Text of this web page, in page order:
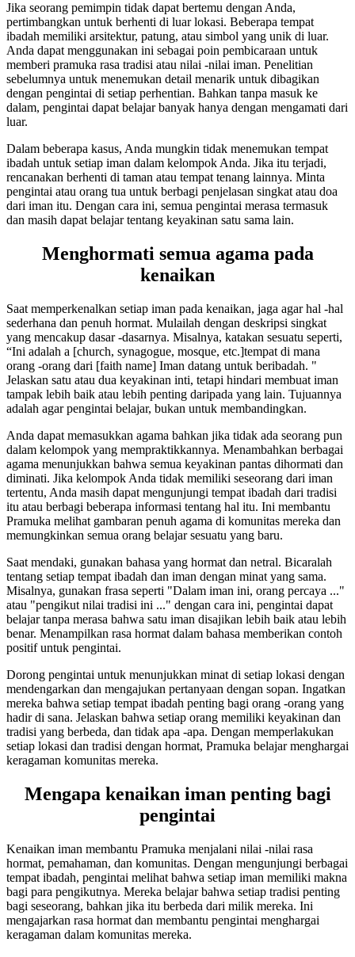
Jika seorang pemimpin tidak dapat bertemu dengan Anda,
pertimbangkan untuk berhenti di luar lokasi. Beberapa tempat
ibadah memiliki arsitektur, patung, atau simbol yang unik di luar.
Anda dapat menggunakan ini sebagai poin pembicaraan untuk
memberi pramuka rasa tradisi atau nilai -nilai iman. Penelitian
sebelumnya untuk menemukan detail menarik untuk dibagikan
dengan pengintai di setiap perhentian. Bahkan tanpa masuk ke
dalam, pengintai dapat belajar banyak hanya dengan mengamati dari
luar.
Dalam beberapa kasus, Anda mungkin tidak menemukan tempat
ibadah untuk setiap iman dalam kelompok Anda. Jika itu terjadi,
rencanakan berhenti di taman atau tempat tenang lainnya. Minta
pengintai atau orang tua untuk berbagi penjelasan singkat atau doa
dari iman itu. Dengan cara ini, semua pengintai merasa termasuk
dan masih dapat belajar tentang keyakinan satu sama lain.
Menghormati semua agama pada
kenaikan
Saat memperkenalkan setiap iman pada kenaikan, jaga agar hal -hal
sederhana dan penuh hormat. Mulailah dengan deskripsi singkat
yang mencakup dasar -dasarnya. Misalnya, katakan sesuatu seperti,
“Ini adalah a [church, synagogue, mosque, etc.]tempat di mana
orang -orang dari [faith name] Iman datang untuk beribadah. "
Jelaskan satu atau dua keyakinan inti, tetapi hindari membuat iman
tampak lebih baik atau lebih penting daripada yang lain. Tujuannya
adalah agar pengintai belajar, bukan untuk membandingkan.
Anda dapat memasukkan agama bahkan jika tidak ada seorang pun
dalam kelompok yang mempraktikkannya. Menambahkan berbagai
agama menunjukkan bahwa semua keyakinan pantas dihormati dan
diminati. Jika kelompok Anda tidak memiliki seseorang dari iman
tertentu, Anda masih dapat mengunjungi tempat ibadah dari tradisi
itu atau berbagi beberapa informasi tentang hal itu. Ini membantu
Pramuka melihat gambaran penuh agama di komunitas mereka dan
memungkinkan semua orang belajar sesuatu yang baru.
Saat mendaki, gunakan bahasa yang hormat dan netral. Bicaralah
tentang setiap tempat ibadah dan iman dengan minat yang sama.
Misalnya, gunakan frasa seperti "Dalam iman ini, orang percaya ..."
atau "pengikut nilai tradisi ini ..." dengan cara ini, pengintai dapat
belajar tanpa merasa bahwa satu iman disajikan lebih baik atau lebih
benar. Menampilkan rasa hormat dalam bahasa memberikan contoh
positif untuk pengintai.
Dorong pengintai untuk menunjukkan minat di setiap lokasi dengan
mendengarkan dan mengajukan pertanyaan dengan sopan. Ingatkan
mereka bahwa setiap tempat ibadah penting bagi orang -orang yang
hadir di sana. Jelaskan bahwa setiap orang memiliki keyakinan dan
tradisi yang berbeda, dan tidak apa -apa. Dengan memperlakukan
setiap lokasi dan tradisi dengan hormat, Pramuka belajar menghargai
keragaman komunitas mereka.
Mengapa kenaikan iman penting bagi
pengintai
Kenaikan iman membantu Pramuka menjalani nilai -nilai rasa
hormat, pemahaman, dan komunitas. Dengan mengunjungi berbagai
tempat ibadah, pengintai melihat bahwa setiap iman memiliki makna
bagi para pengikutnya. Mereka belajar bahwa setiap tradisi penting
bagi seseorang, bahkan jika itu berbeda dari milik mereka. Ini
mengajarkan rasa hormat dan membantu pengintai menghargai
keragaman dalam komunitas mereka.